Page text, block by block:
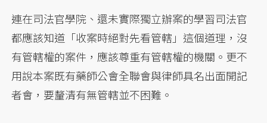
連在司法官學院、還未實際獨立辦案的學習司法官
都應該知道「收案時絕對先看管轄」這個道理，沒
有管轄權的案件，應該尊重有管轄權的機關。更不
用說本案既有藥師公會全聯會與律師具名出面開記
者會，要釐清有無管轄並不困難。